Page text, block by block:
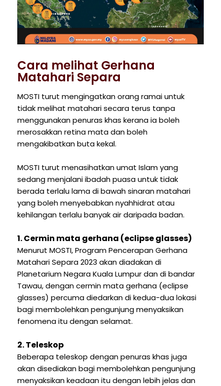
Cara melihat Gerhana
Matahari Separa
MOSTI turut mengingatkan orang ramai untuk
tidak melihat matahari secara terus tanpa
menggunakan penuras khas kerana ia boleh
merosakkan retina mata dan boleh
mengakibatkan buta kekal.
MOSTI turut menasihatkan umat Islam yang
sedang menjalani ibadah puasa untuk tidak
berada terlalu lama di bawah sinaran matahari
yang boleh menyebabkan nyahhidrat atau
kehilangan terlalu banyak air daripada badan.
1. Cermin mata gerhana (eclipse glasses)
Menurut MOSTI, Program Pencerapan Gerhana
Matahari Separa 2023 akan diadakan di
Planetarium Negara Kuala Lumpur dan di bandar
Tawau, dengan cermin mata gerhana (eclipse
glasses) percuma diedarkan di kedua-dua lokasi
bagi membolehkan pengunjung menyaksikan
fenomena itu dengan selamat.
2. Teleskop
Beberapa teleskop dengan penuras khas juga
akan disediakan bagi membolehkan pengunjung
menyaksikan keadaan itu dengan lebih jelas dan